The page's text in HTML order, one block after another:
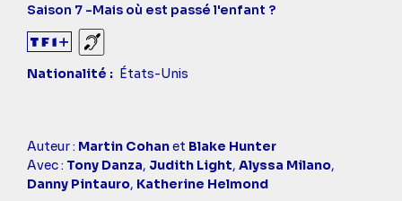
Saison 7 -Mais où est passé l'enfant ?
Sourds et malentendants
Nationalité
États-Unis
Casting
simba
Auteur : Martin Cohanet Blake Hunter
Avec : Tony Danza, Judith Light, Alyssa Milano,
Danny Pintauro, Katherine Helmond